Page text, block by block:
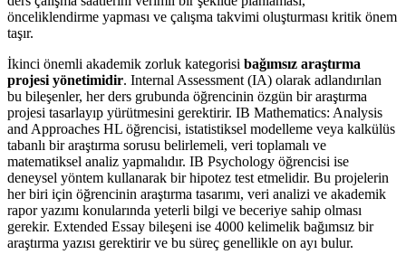
önceliklendirme yapması ve çalışma takvimi oluşturması kritik önem
taşır.
İkinci önemli akademik zorluk kategorisi bağımsız araştırma
projesi yönetimidir. Internal Assessment (IA) olarak adlandırılan
bu bileşenler, her ders grubunda öğrencinin özgün bir araştırma
projesi tasarlayıp yürütmesini gerektirir. IB Mathematics: Analysis
and Approaches HL öğrencisi, istatistiksel modelleme veya kalkülüs
tabanlı bir araştırma sorusu belirlemeli, veri toplamalı ve
matematiksel analiz yapmalıdır. IB Psychology öğrencisi ise
deneysel yöntem kullanarak bir hipotez test etmelidir. Bu projelerin
her biri için öğrencinin araştırma tasarımı, veri analizi ve akademik
rapor yazımı konularında yeterli bilgi ve beceriye sahip olması
gerekir. Extended Essay bileşeni ise 4000 kelimelik bağımsız bir
araştırma yazısı gerektirir ve bu süreç genellikle on ayı bulur.